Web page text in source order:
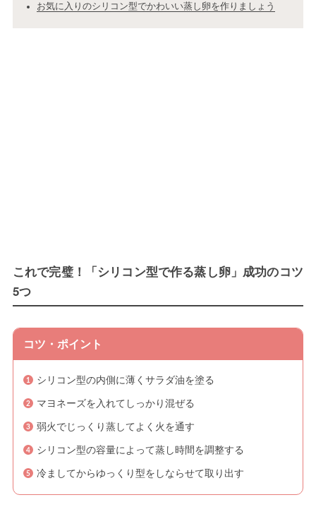
お気に入りのシリコン型でかわいい蒸し卵を作りましょう
これで完璧！「シリコン型で作る蒸し卵」成功のコツ
5つ
コツ・ポイント
シリコン型の内側に薄くサラダ油を塗る
マヨネーズを入れてしっかり混ぜる
弱火でじっくり蒸してよく火を通す
シリコン型の容量によって蒸し時間を調整する
冷ましてからゆっくり型をしならせて取り出す